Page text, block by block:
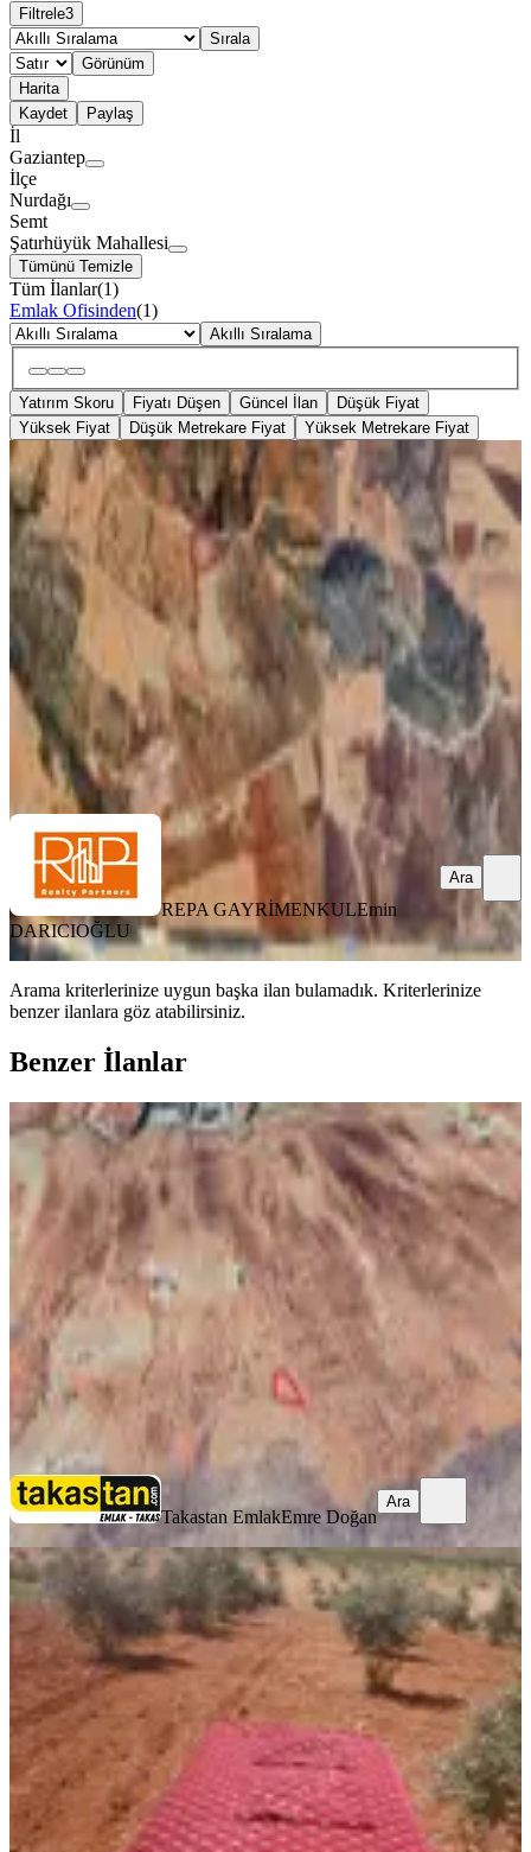
Filtrele3
Sırala
Görünüm
Harita
Kaydet
Paylaş
İl
Gaziantep
İlçe
Nurdağı
Semt
Şatırhüyük Mahallesi
Tümünü Temizle
Tüm İlanlar(1)
Emlak Ofisinden(1)
Akıllı Sıralama
Yatırım Skoru Fiyatı Düşen Güncel İlan
Düşük Fiyat
Yüksek Fiyat
Düşük Metrekare Fiyat Yüksek Metrekare Fiyat
YOLU AÇIK
Repa Gayrimenkul Emin Darıcıoğlu
Resmi Yol Üstü Satılık Tarla!
Nurdağı, Şatırhüyük Mahallesi
7130 m²
Yolu Açılmış ·259/m²· 18.07.2026
1.850.000 ₺
REPA GAYRİMENKUL Emin DARICIOĞLU
REPA GAYRİMENKULEmin
DARICIOĞLU
Ara
Arama kriterlerinize uygun başka ilan bulamadık. Kriterlerinize
benzer ilanlara göz atabilirsiniz.
Benzer İlanlar
Nizip Altın Dağ Da Satılık Fıstık Ve
Zeytin Bahçesi
Nizip, Altındağ Mahallesi
4511 m²
443/m² 11.02.2026
2.000.000 ₺
Takastan Emlak Emre Doğan
Ara
Takastan EmlakEmre Doğan
Ara
Utku Emlak Yatırım Danışmanlığı
Oğuzeli, Bulduk Mahallesi
3379 m²
547/m² 18.05.2025
1.850.000 ₺
Utku Emlak Zülfü Utku